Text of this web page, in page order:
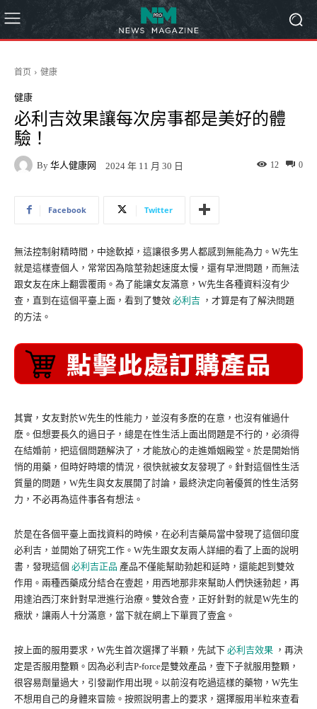
首页 健康
健康
必利吉效果讓每次房事都是美好的體
驗！
By 华人健康网 2024 年 11 月 30 日 0
12
Facebook Twitter
無法控制射精時間，中途軟掉，這讓很多男人都感到無能為力。W先生
就是這樣壹個人，常常因為陰莖勃起速度太慢，還有早泄問題，而無法
跟女友在床上翻雲覆雨。為了能讓女友滿意，W先生各種資料沒有少
查，直到在這個平臺上面，看到了雙效 必利吉 ，才算是有了解決問題
的方法。
其實，女友對於W先生的性能力，並沒有多麽的在意，也沒有催過什
麽。但想要長久的過日子，總是在性生活上面出問題是不行的，必須得
在結婚前，把這個問題解決了，才能放心的走進婚姻殿堂。於是開始悄
悄的用藥，但時好時壞的情況，很快就被女友發現了。針對這個性生活
質量的問題，W先生與女友展開了討論，最終決定向著優質的性生活努
力，不必再為這件事各有想法。
於是在各個平臺上面找資料的時候，在必利吉藥局當中發現了這個印度
必利吉，並開始了研究工作。W先生跟女友兩人詳細的看了上面的說明
書，發現這個 必利吉正品 產品不僅能幫助勃起和延時，還能起到雙效
作用。兩種西藥成分結合在壹起，用西地那非來幫助人們快速勃起，再
用達泊西汀來針對早泄進行治療。雙效合壹，正好針對的就是W先生的
癥狀，讓兩人十分滿意，當下就在網上下單買了壹盒。
按上面的服用要求，W先生首次選擇了半顆，先試下 必利吉效果 ，再決
定是否服用整顆。因為必利吉P-force是雙效產品，壹下子就服用整顆，
很容易劑量過大，引發副作用出現。以前沒有吃過這樣的藥物，W先生
不想用自己的身體來冒險。按照說明書上的要求，選擇服用半粒來查看